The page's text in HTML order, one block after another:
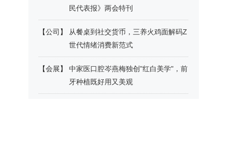
民代表报》两会特刊
【公司 】
从餐桌到社交货币，三养火鸡面解码Z
世代情绪消费新范式
【会展】
中家医口腔岑燕梅独创"红白美学"，前
牙种植既好用又美观